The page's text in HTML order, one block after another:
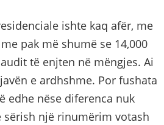
ishte kaq afër, me
pak më shumë se 14,000
të enjten në mëngjes. Ai
e ardhshme. Por fushata
edhe nëse diferenca nuk
sërish një rinumërim votash